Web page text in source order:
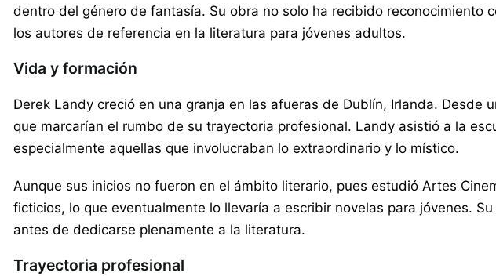
dentro del género de fantasía. Su obra no solo ha recibido
los autores de referencia en la literatura para jóvenes adultos.
Vida y formación
Derek Landy creció en una granja en las afueras de Dublín, Irlanda.
que marcarían el rumbo de su trayectoria profesional. Landy asistió a la
especialmente aquellas que involucraban lo extraordinario y lo místico.
Aunque sus inicios no fueron en el ámbito literario, pues estudió Artes
ficticios, lo que eventualmente lo llevaría a escribir novelas para jóvenes.
antes de dedicarse plenamente a la literatura.
Trayectoria profesional